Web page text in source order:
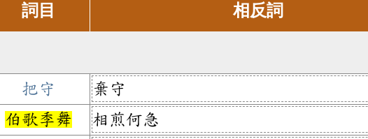
詞目 相反詞
把守
棄守
伯歌季舞
相煎何急